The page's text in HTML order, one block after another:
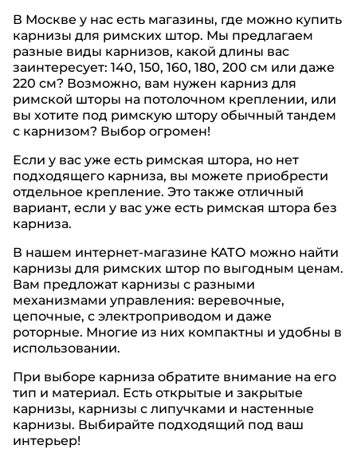
В Москве у нас есть магазины, где можно купить
карнизы для римских штор. Мы предлагаем
разные виды карнизов, какой длины вас
заинтересует: 140, 150, 160, 180, 200 см или даже
220 см? Возможно, вам нужен карниз для
римской шторы на потолочном креплении, или
вы хотите под римскую штору обычный тандем
с карнизом? Выбор огромен!
Если у вас уже есть римская штора, но нет
подходящего карниза, вы можете приобрести
отдельное крепление. Это также отличный
вариант, если у вас уже есть римская штора без
карниза.
В нашем интернет-магазине КАТО можно найти
карнизы для римских штор по выгодным ценам.
Вам предложат карнизы с разными
механизмами управления: веревочные,
цепочные, с электроприводом и даже
роторные. Многие из них компактны и удобны в
использовании.
При выборе карниза обратите внимание на его
тип и материал. Есть открытые и закрытые
карнизы, карнизы с липучками и настенные
карнизы. Выбирайте подходящий под ваш
интерьер!